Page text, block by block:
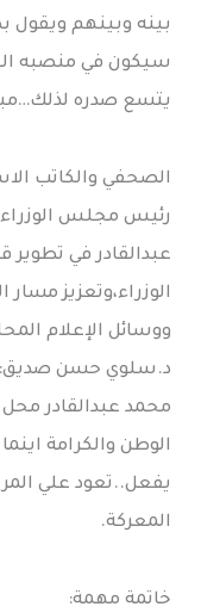
بينه وبينهم ويقول
سيكون في منصبه
يتسع صدره
الصحفي والكاتب
رئيس مجلس
عبدالقادر في
الوزراء،وتعزيز
ووسائل الإعلام
د.سلوي حسن صديق:
محمد عبدالقادر
الوطن والكرامة
يفعل..تعود علي
المعركة.
خاتمة مهمة: